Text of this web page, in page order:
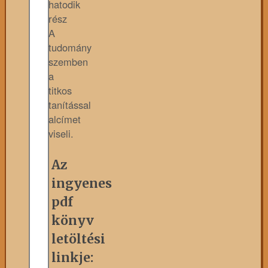
hatodik
rész
A
tudomány
szemben
a
titkos
tanítással
alcímet
viseli.
Az
ingyenes
pdf
könyv
letöltési
linkje: